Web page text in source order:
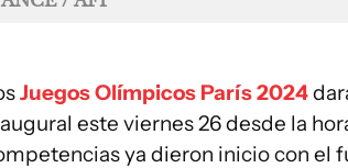
Juegos Olímpicos París 2024
este viernes 26 desde la
ya dieron inicio con el